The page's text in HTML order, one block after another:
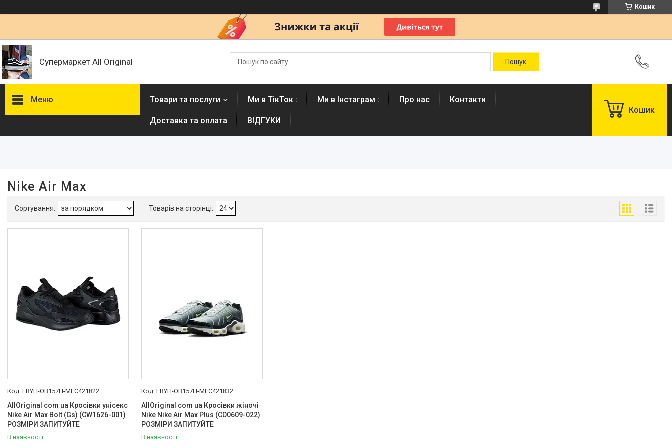
Кошик
Супермаркет All Original
Меню
В наявності 2
Ми в ТікТок :
Ми в Інстаграм :
Товари та послуги Ми в ТікТок : Ми в Інстаграм : Про нас Контакти
Доставка та оплата ВІДГУКИ
Кошик
Nike Air Max
FRYH-OB157H-MLC421822
AllOriginal com ua Кросівки унісекс
Nike Air Max Bolt (Gs) (CW1626-001)
РОЗМІРИ ЗАПИТУЙТЕ
В наявності
FRYH-OB157H-MLC421832
AllOriginal com ua Кросівки жіночі
Nike Nike Air Max Plus (CD0609-022)
РОЗМІРИ ЗАПИТУЙТЕ
В наявності